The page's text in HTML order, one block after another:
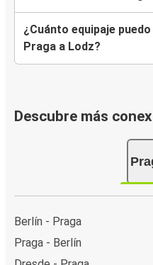
¿Cuánto equipaje
Praga a Lodz?
Descubre más
Berlín - Praga
Praga - Berlín